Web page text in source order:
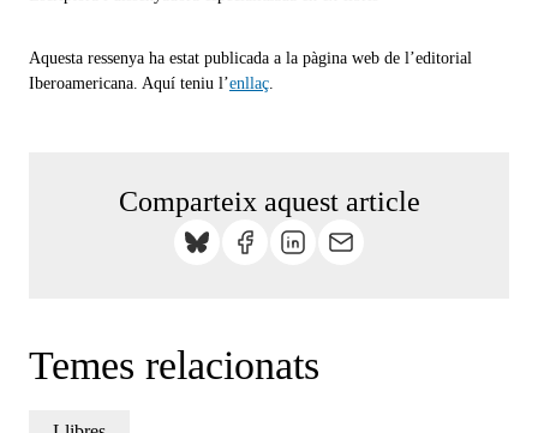
Aquesta ressenya ha estat publicada a la pàgina web de l’editorial
Iberoamericana. Aquí teniu l’enllaç
Comparteix aquest article
Temes relacionats